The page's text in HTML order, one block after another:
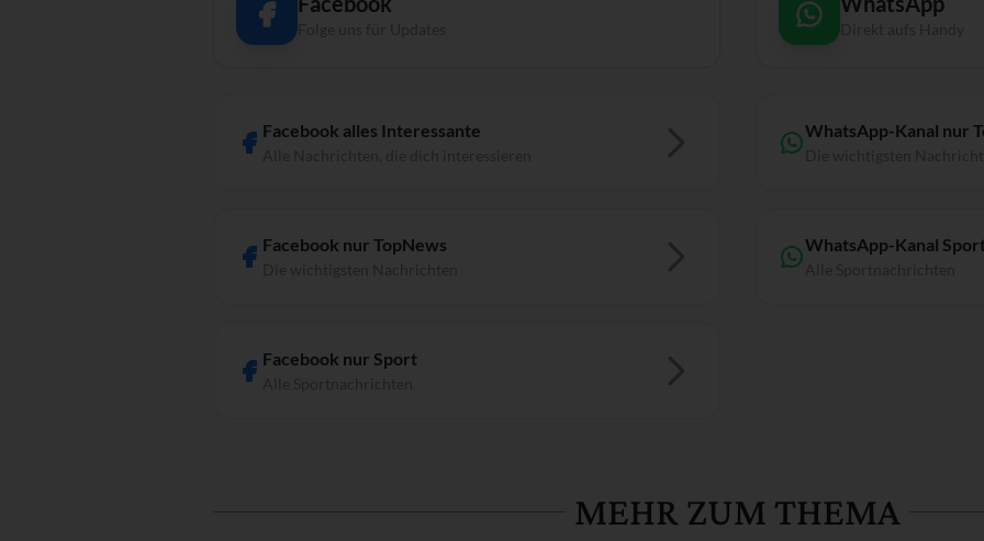
Folge uns für Updates
Facebook alles Interessante
Facebook nur TopNews
Facebook nur Sport
Direkt aufs Handy
WhatsApp-Kanal nur
WhatsApp-Kanal
MEHR ZUM THEMA